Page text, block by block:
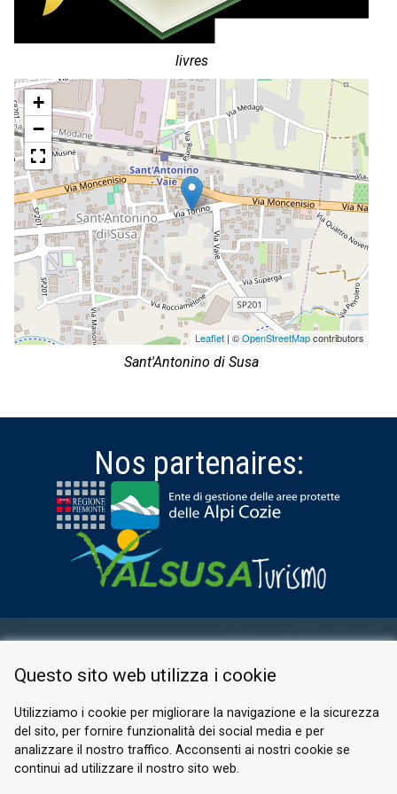
livres
+
−
Leaflet| ©OpenStreetMapcontributors
Sant'Antonino di Susa
Nos partenaires:
PRIVACY POLICY
© 2026 Valle di Susa
Tesori di Arte e Cultura Alpina
Questo sito web utilizza i cookie
Utilizziamo i cookie per migliorare la navigazione e la sicurezza
del sito, per fornire funzionalità dei social media e per
analizzare il nostro traffico. Acconsenti ai nostri cookie se
continui ad utilizzare il nostro sito web.